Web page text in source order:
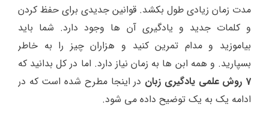
مدت زمان زیادی طول بکشد. قوانین جدیدی برای حفظ کردن
و کلمات جدید و یادگیری آن ها وجود دارد. شما باید
بیاموزید و مدام تمرین کنید و هزاران چیز را به خاطر
بسپارید. و همه ابن ها به زمان نیاز دارد. اما در کل بدانید که
7 روش علمی یادگیری زبان
در اینجا مطرح شده است که در
ادامه یک به یک توضیح داده می شود.